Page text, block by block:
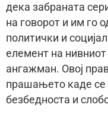
дека забраната
на говорот и им го
политички и
елемент на
ангажман. Овој
прашањето каде се
безбедноста и